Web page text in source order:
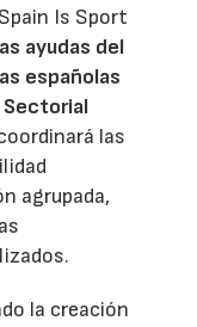
Is Sport
ayudas del
españolas
las
agrupada,
la creación